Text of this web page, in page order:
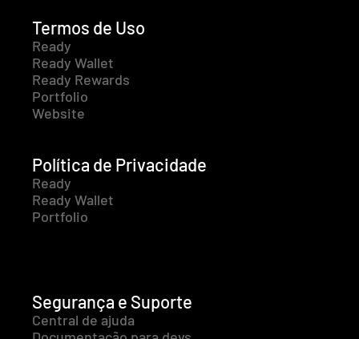
Termos de Uso
Ready
Ready Wallet
Ready Rewards
Portfolio
Website
Política de Privacidade
Ready
Ready Wallet
Portfolio
Segurança e Suporte
Central de ajuda